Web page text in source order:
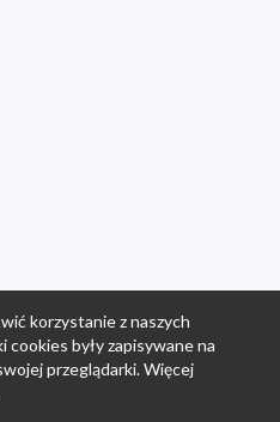
korzystanie z naszych
cookies były zapisywane na
przeglądarki. Więcej